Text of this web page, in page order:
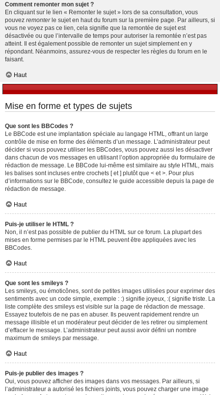
Comment remonter mon sujet ?
En cliquant sur le lien « Remonter le sujet » lors de sa consultation, vous
pouvez remonterle sujet en haut du forum sur la première page. Par ailleurs, si
vous ne voyez pas ce lien, cela signifie que la remontée de sujet est
désactivée ou que l’intervalle de temps pour autoriser la remontée n’est pas
atteint. Il est également possible de remonter un sujet simplement en y
répondant. Néanmoins, assurez-vous de respecter les règles du forum en le
faisant.
Haut
Mise en forme et types de sujets
Que sont les BBCodes ?
Le BBCode est une implantation spéciale au langage HTML, offrant un large
contrôle de mise en forme des éléments d’un message. L’administrateur peut
décider si vous pouvez utiliser les BBCodes, vous pouvez aussi les désactiver
dans chacun de vos messages en utilisant l’option appropriée du formulaire de
rédaction de message. Le BBCode lui-même est similaire au style HTML, mais
les balises sont incluses entre crochets [ et ] plutôt que < et >. Pour plus
d’informations sur le BBCode, consultez le guide accessible depuis la page de
rédaction de message.
Haut
Puis-je utiliser le HTML ?
Non, il n’est pas possible de publier du HTML sur ce forum. La plupart des
mises en forme permises par le HTML peuvent être appliquées avec les
BBCodes.
Haut
Que sont les smileys ?
Les smileys, ou émoticônes, sont de petites images utilisées pour exprimer des
sentiments avec un code simple, exemple : :) signifie joyeux, :( signifie triste. La
liste complète des smileys est visible sur la page de rédaction de message.
Essayez toutefois de ne pas en abuser. Ils peuvent rapidement rendre un
message illisible et un modérateur peut décider de les retirer ou simplement
d’effacer le message. L’administrateur peut aussi avoir défini un nombre
maximum de smileys par message.
Haut
Puis-je publier des images ?
Oui, vous pouvez afficher des images dans vos messages. Par ailleurs, si
l’administrateur a autorisé les fichiers joints, vous pouvez charger une image